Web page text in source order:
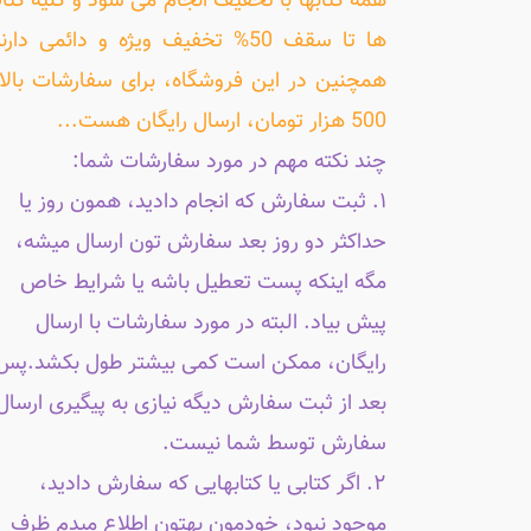
ها تا سقف 50% تخفیف ویژه و دائمی
همچنین در این فروشگاه، برای سفارشات
500 هزار تومان، ارسال رایگان هست...
چند نکته مهم در مورد سفارشات شما:
۱. ثبت سفارش که انجام دادید، همون روز یا
حداکثر دو روز بعد سفارش تون ارسال میشه،
مگه اینکه پست تعطیل باشه یا شرایط خاص
پیش بیاد. البته در مورد سفارشات با ارسال
رایگان، ممکن است کمی بیشتر طول
بعد از ثبت سفارش دیگه نیازی به پیگیری
سفارش توسط شما نیست.
۲. اگر کتابی یا کتابهایی که سفارش دادید،